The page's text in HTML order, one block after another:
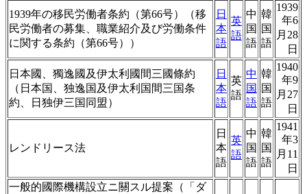
1939年の移民労働者条約（第66号）（移
民労働者の募集、職業紹介及び労働条件
に関する条約（第66号））
日
本
語
英
語
中
国
語
韓
国
語
1939
年6
月28
日
日本國、獨逸國及伊太利國間三國條約
（日本国、独逸国及伊太利国間三国条
約、日独伊三国同盟）
日
本
語
英
語
中
国
語
韓
国
語
1940
年9
月27
日
レンドリース法
日
本
語
英
語
中
国
語
韓
国
語
1941
年3
月11
日
一般的國際機構設立ニ關スル提案（「ダ